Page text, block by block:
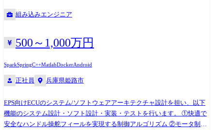
ことも可能です。 主要取引先 デンソー、三菱電機、本田技研工業、日立
略 業務内容 弊社とプライム契約を結んでいる、大手メーカーやSIerに
て、ソフトウェア開発(AI、 IoT、アプリ、画像処理、クラウドシステ
じて案件を決定いたします。 ユニットと呼ばれるチーム単位で取組んで
れたプロジェクトもございます。 経験・スキルにより、PL、PMとして
活躍いただくことも想定しています。 変更の範囲:会社の定める業務
組み込みエンジニア
500～1,000万円
SparkSpringC++MatlabDockerAndroid
正社員 兵庫県姫路市
EPS向けECUのシステム/ソフトウェアアーキテクチャ設計を担い、以下
機能のシステム設計・ソフト設計・実装・テストを行います。 ①快適で
安全なハンドル操舵フィールを実現する制御アルゴリズム ②モータ制